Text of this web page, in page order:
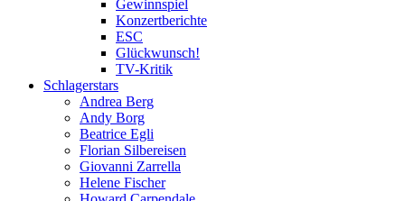
Gewinnspiel
Konzertberichte
ESC
Glückwunsch!
TV-Kritik
Schlagerstars
Andrea Berg
Andy Borg
Beatrice Egli
Florian Silbereisen
Giovanni Zarrella
Helene Fischer